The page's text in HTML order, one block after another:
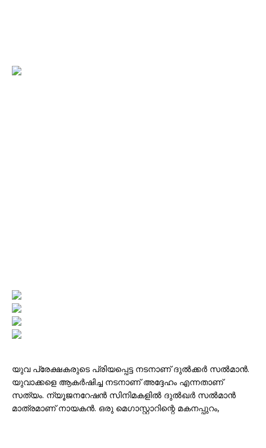
യുവ പ്രേക്ഷകരുടെ പ്രിയപ്പെട്ട നടനാണ് ദുൽക്കർ സൽമാൻ.
യുവാക്കളെ ആകർഷിച്ച നടനാണ് അദ്ദേഹം എന്നതാണ്
സത്യം. ന്യൂജനറേഷൻ സിനിമകളിൽ ദുൽഖർ സൽമാൻ
മാത്രമാണ് നായകൻ. ഒരു മെഗാസ്റ്റാറിന്റെ മകനപ്പുറം,